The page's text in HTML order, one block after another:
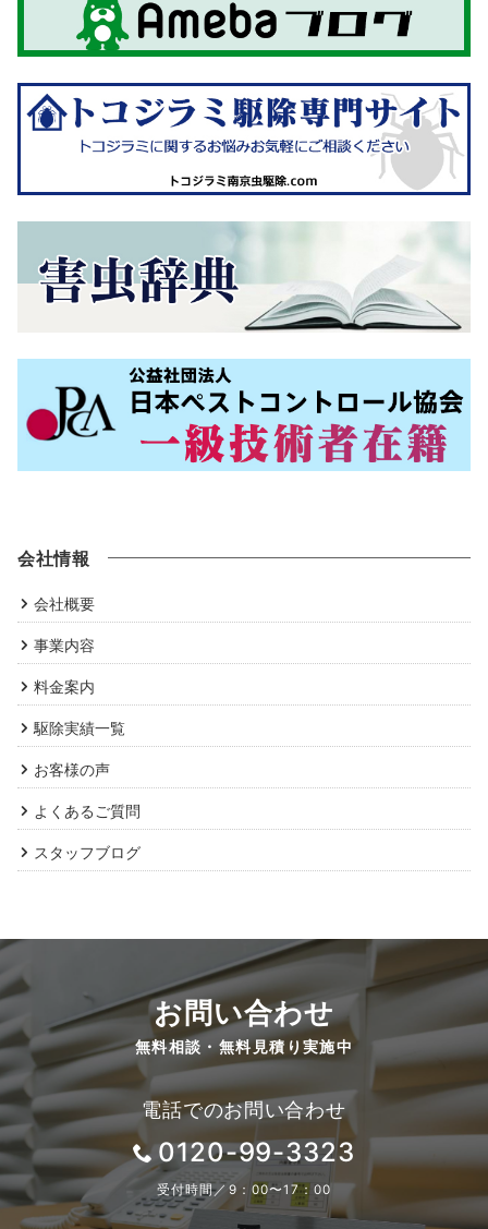
会社情報
会社概要
事業内容
料金案内
駆除実績一覧
お客様の声
よくあるご質問
スタッフブログ
お問い合わせ
無料相談・無料見積り実施中
電話でのお問い合わせ
0120-99-3323
受付時間／9：00〜17：00